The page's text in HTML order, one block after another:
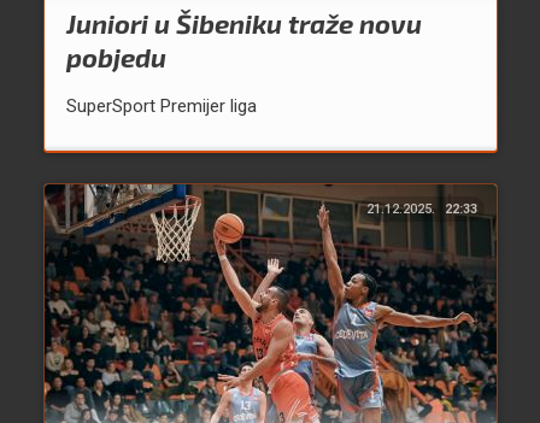
Juniori u Šibeniku traže novu
pobjedu
SuperSport Premijer liga
21.12.2025. 22:33